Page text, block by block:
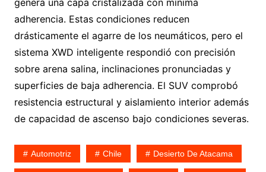
genera una capa cristalizada con mínima
adherencia. Estas condiciones reducen
drásticamente el agarre de los neumáticos, pero el
sistema XWD inteligente respondió con precisión
sobre arena salina, inclinaciones pronunciadas y
superficies de baja adherencia. El SUV comprobó
resistencia estructural y aislamiento interior además
de capacidad de ascenso bajo condiciones severas.
Automotriz Chile Desierto De Atacama